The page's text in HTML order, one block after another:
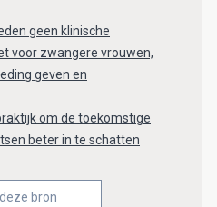
geen klinische
voor zwangere vrouwen,
geven en
om de toekomstige
beter in te schatten
bron